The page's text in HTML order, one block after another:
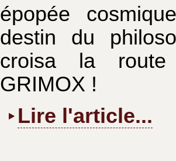
épopée
destin du
croisa la route
GRIMOX !
Lire l'article...